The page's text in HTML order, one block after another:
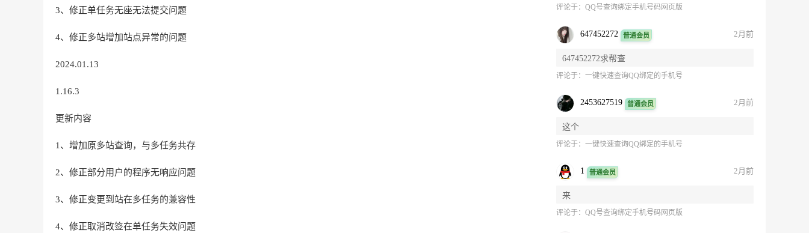
3、修正单任务无座无法提交问题
4、修正多站增加站点异常的问题
2024.01.13
1.16.3
更新内容
1、增加原多站查询，与多任务共存
2、修正部分用户的程序无响应问题
3、修正变更到站在多任务的兼容性
4、修正取消改签在单任务失效问题
评论于：QQ号查询绑定手机号码网页版
647452272 普通会员 2月前
647452272求帮查
评论于：一键快速查询QQ绑定的手机号
2453627519 普通会员 2月前
这个
评论于：一键快速查询QQ绑定的手机号
1 普通会员 2月前
来
评论于：QQ号查询绑定手机号码网页版